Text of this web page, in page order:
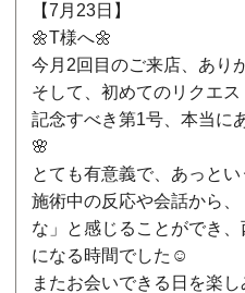
【7月23日】
🌼T様へ🌼
今月2回目のご来店、あり
そして、初めてのリクエス
記念すべき第1号、本当に
🌸
とても有意義で、あっと
施術中の反応や会話から
な」と感じることができ
になる時間でした☺️
またお会いできる日を楽